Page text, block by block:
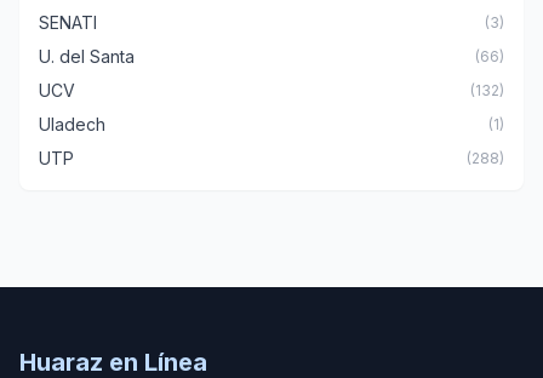
SENATI (3)
U. del Santa (66)
UCV (132)
Uladech (1)
UTP (288)
Huaraz en Línea